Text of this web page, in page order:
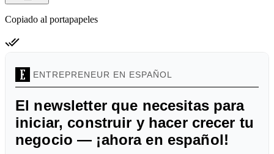
Copiado al portapapeles